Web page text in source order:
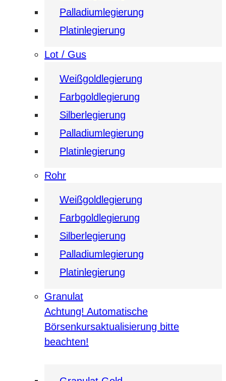
Palladiumlegierung
Platinlegierung
Lot / Gus
Weißgoldlegierung
Farbgoldlegierung
Silberlegierung
Palladiumlegierung
Platinlegierung
Rohr
Weißgoldlegierung
Farbgoldlegierung
Silberlegierung
Palladiumlegierung
Platinlegierung
Granulat
Achtung! Automatische
Börsenkursaktualisierung bitte
beachten!